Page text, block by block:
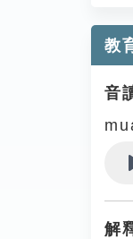
教
音
解